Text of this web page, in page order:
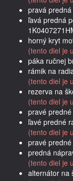
pravá
ľavá predná
horný kryt
(tento diel je
páka ručnej
rámik na
(tento diel je
rezerva na
(tento diel je
pravé
ľavé predné
(tento diel je
pravé
predná
(tento diel je
alternátor na